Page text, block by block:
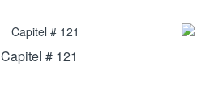
Capitel # 121